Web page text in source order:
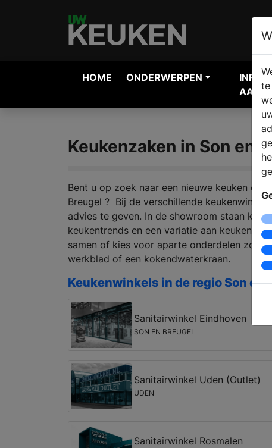
HOME ONDERWERPEN
Keukenzaken in Son en
Bent u op zoek naar een nieuwe keuken en
Breugel ? Bij de verschillende
advies te geven. In de showroom staan
keukentrends en een variatie aan
samen of kies voor aparte onderdelen zoals
werkblad of een kokendwaterkraan.
Keukenwinkels in de regio Son en
Sanitairwinkel Eindhoven
SON EN BREUGEL
Sanitairwinkel Uden (Outlet)
UDEN
Sanitairwinkel Rosmalen
te